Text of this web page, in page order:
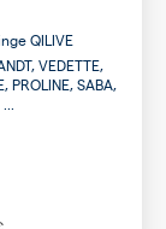
QILIVE
VEDETTE,
PROLINE, SABA,